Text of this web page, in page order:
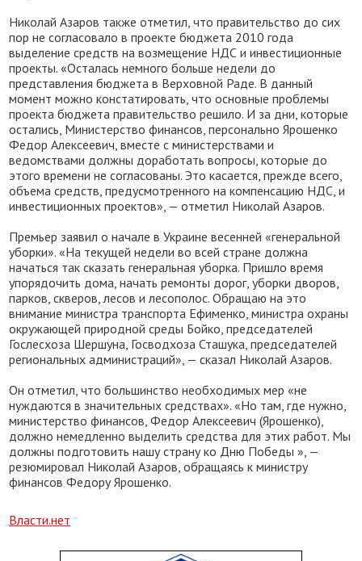
Николай Азаров также отметил, что правительство до сих
пор не согласовало в проекте бюджета 2010 года
выделение средств на возмещение НДС и инвестиционные
проекты. «Осталась немного больше недели до
представления бюджета в Верховной Раде. В данный
момент можно констатировать, что основные проблемы
проекта бюджета правительство решило. И за дни, которые
остались, Министерство финансов, персонально Ярошенко
Федор Алексеевич, вместе с министерствами и
ведомствами должны доработать вопросы, которые до
этого времени не согласованы. Это касается, прежде всего,
объема средств, предусмотренного на компенсацию НДС, и
инвестиционных проектов», — отметил Николай Азаров.
Премьер заявил о начале в Украине весенней «генеральной
уборки». «На текущей недели во всей стране должна
начаться так сказать генеральная уборка. Пришло время
упорядочить дома, начать ремонты дорог, уборки дворов,
парков, скверов, лесов и лесополос. Обращаю на это
внимание министра транспорта Ефименко, министра охраны
окружающей природной среды Бойко, председателей
Гослесхоза Шершуна, Госводхоза Сташука, председателей
региональных администраций», — сказал Николай Азаров.
Он отметил, что большинство необходимых мер «не
нуждаются в значительных средствах». «Но там, где нужно,
министерство финансов, Федор Алексеевич (Ярошенко),
должно немедленно выделить средства для этих работ. Мы
должны подготовить нашу страну ко Дню Победы », —
резюмировал Николай Азаров, обращаясь к министру
финансов Федору Ярошенко.
Власти.нет